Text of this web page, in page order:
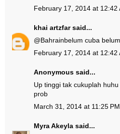
February 17, 2014 at 12:42
khai artzfarsaid...
@Bahrainbelum cuba
February 17, 2014 at 12:42
Anonymous said...
Up tinggi tak cukuplah
prob
March 31, 2014 at 11:25 PM
Myra Akeyla said...